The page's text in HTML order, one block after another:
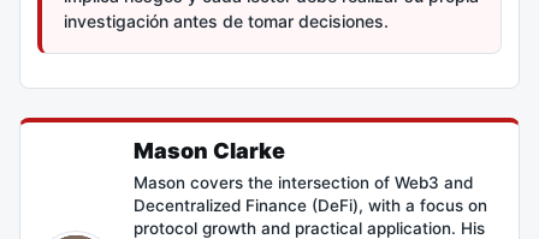
investigación antes de tomar decisiones.
Mason Clarke
Mason covers the intersection of Web3 and
Decentralized Finance (DeFi), with a focus on
protocol growth and practical application. His